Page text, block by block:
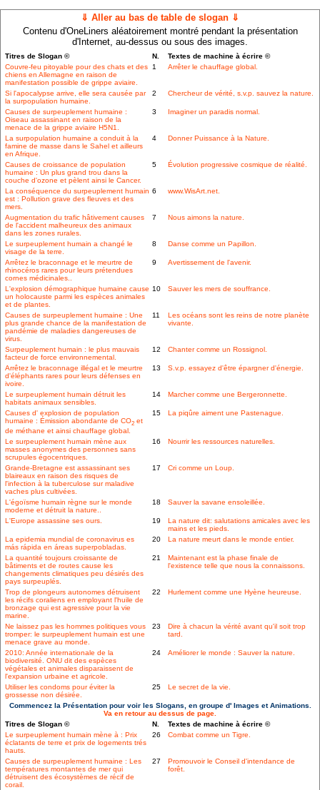
⇓ Aller au bas de table de slogan ⇓
Contenu d'OneLiners aléatoirement montré pendant la présentation
d'Internet, au-dessus ou sous des images.
Titres de Slogan © N.
Textes de machine à écrire ©
Couvre-feu pitoyable pour des chats et des
chiens en Allemagne en raison de
manifestation possible de grippe aviaire.
1 Arrêter le chauffage global.
Si l'apocalypse arrive, elle sera causée par
la surpopulation humaine.
2 Chercheur de vérité, s.v.p. sauvez la nature.
Causes de surpeuplement humaine :
Oiseau assassinant en raison de la
menace de la grippe aviaire H5N1.
3 Imaginer un paradis normal.
La surpopulation humaine a conduit à la
famine de masse dans le Sahel et ailleurs
en Afrique.
4 Donner Puissance à la Nature.
Causes de croissance de population
humaine : Un plus grand trou dans la
couche d'ozone et pèlent ainsi le Cancer.
5 Évolution progressive cosmique de réalité.
La conséquence du surpeuplement humain
est : Pollution grave des fleuves et des
mers.
6 www.WisArt.net.
Augmentation du trafic hâtivement causes
de l'accident malheureux des animaux
dans les zones rurales.
7 Nous aimons la nature.
Le surpeuplement humain a changé le
visage de la terre.
8 Danse comme un Papillon.
Arrêtez le braconnage et le meurtre de
rhinocéros rares pour leurs prétendues
cornes médicinales..
9 Avertissement de l'avenir.
L'explosion démographique humaine cause
un holocauste parmi les espèces animales
et de plantes.
10 Sauver les mers de souffrance.
Causes de surpeuplement humaine : Une
plus grande chance de la manifestation de
pandémie de maladies dangereuses de
virus.
11
Les océans sont les reins de notre planète
vivante.
Surpeuplement humain : le plus mauvais
facteur de force environnemental.
12 Chanter comme un Rossignol.
Arrêtez le braconnage illégal et le meurtre
d'éléphants rares pour leurs défenses en
ivoire.
13 S.v.p. essayez d'être épargner d'énergie.
Le surpeuplement humain détruit les
habitats animaux sensibles.
14 Marcher comme une Bergeronnette.
Causes d' explosion de population
humaine : Émission abondante de CO2 et
de méthane et ainsi chauffage global.
15 La piqûre aiment une Pastenague.
Le surpeuplement humain mène aux
masses anonymes des personnes sans
scrupules égocentriques.
16 Nourrir les ressources naturelles.
Grande-Bretagne est assassinant ses
blaireaux en raison des risques de
l'infection à la tuberculose sur maladive
vaches plus cultivées.
17 Cri comme un Loup.
L'égoïsme humain règne sur le monde
moderne et détruit la nature..
18 Sauver la savane ensoleillée.
L'Europe assassine ses ours. 19
La nature dit: salutations amicales avec les
mains et les pieds.
La epidemia mundial de coronavirus es
más rápida en áreas superpobladas.
20 La nature meurt dans le monde entier.
La quantité toujours croissante de
bâtiments et de routes cause les
changements climatiques peu désirés des
pays surpeuplés.
21
Maintenant est la phase finale de
l'existence telle que nous la connaissons.
Trop de plongeurs autonomes détruisent
les récifs coraliens en employant l'huile de
bronzage qui est agressive pour la vie
marine.
22 Hurlement comme une Hyène heureuse.
Ne laissez pas les hommes politiques vous
tromper: le surpeuplement humain est une
menace grave au monde.
23
Dire à chacun la vérité avant qu'il soit trop
tard.
2010: Année internationale de la
biodiversité. ONU dit des espèces
végétales et animales disparaissent de
l'expansion urbaine et agricole.
24 Améliorer le monde : Sauver la nature.
Utiliser les condoms pour éviter la
grossesse non désirée.
25 Le secret de la vie.
Commencez la Présentation pour voir les Slogans, en groupe d' Images et Animations.
Va en retour au dessus de page.
Titres de Slogan ©
N.
Textes de machine à écrire ©
Le surpeuplement humain mène à : Prix
éclatants de terre et prix de logements trés
hauts.
26 Combat comme un Tigre.
Causes de surpeuplement humaine : Les
températures montantes de mer qui
détruisent des écosystèmes de récif de
corail.
27
Promouvoir le Conseil d'intendance de
forêt.